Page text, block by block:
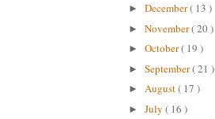
► December( 13 )
► November( 20 )
► October( 19 )
► September( 21 )
► August( 17 )
► July ( 16 )